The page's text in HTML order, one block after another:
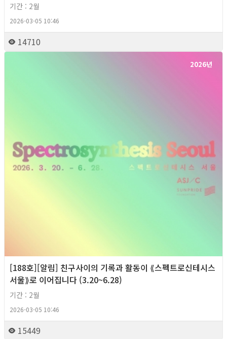
기간 : 2월
2026-03-05 10:46
14710
2026년
[188호][알림] 친구사이의 기록과 활동이 ⟪스펙트로신테시스
서울⟫로 이어집니다 (3.20~6.28)
기간 : 2월
2026-03-05 10:46
15449